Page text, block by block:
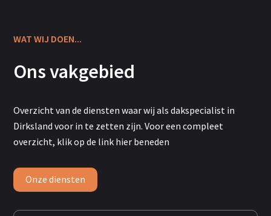
WAT WIJ DOEN...
Ons vakgebied
Overzicht van de diensten waar wij als dakspecialist in
Dirksland voor in te zetten zijn. Voor een compleet
overzicht, klik op de link hier beneden
Onze diensten